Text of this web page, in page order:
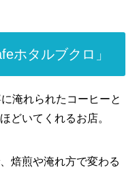
ホタルブクロ」
淹れられたコーヒーと
どいてくれるお店。
焙煎や淹れ方で変わる